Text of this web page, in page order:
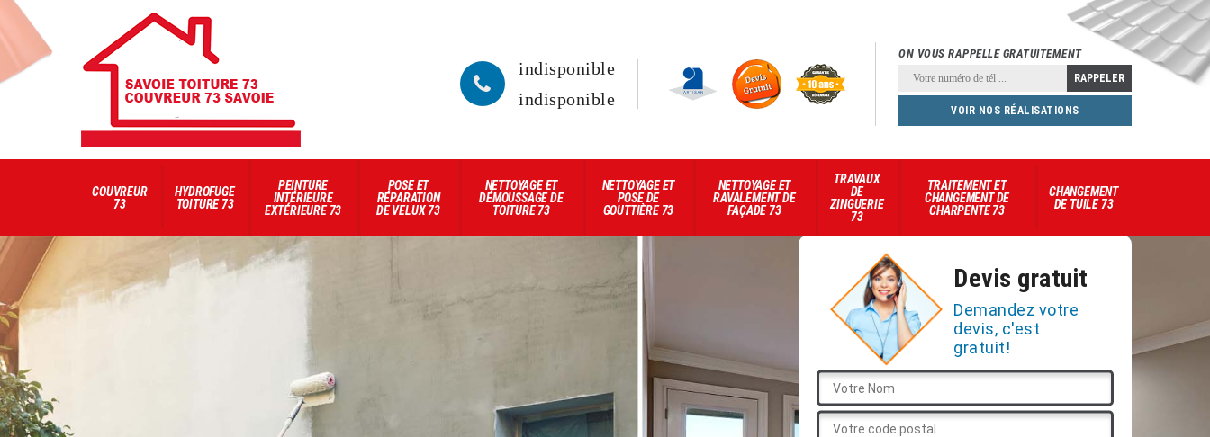
indisponible
indisponible
ON VOUS RAPPELLE GRATUITEMENT
VOIR NOS RÉALISATIONS
COUVREUR
73
HYDROFUGE
TOITURE 73
PEINTURE
INTÉRIEURE
EXTÉRIEURE 73
POSE ET
RÉPARATION
DE VELUX 73
NETTOYAGE ET
DÉMOUSSAGE DE
TOITURE 73
NETTOYAGE ET
POSE DE
GOUTTIÈRE 73
NETTOYAGE ET
RAVALEMENT DE
FAÇADE 73
TRAVAUX
DE
ZINGUERIE
73
TRAITEMENT ET
CHANGEMENT DE
CHARPENTE 73
CHANGEMENT
DE TUILE 73
Devis gratuit
Demandez votre
devis, c'est
gratuit!